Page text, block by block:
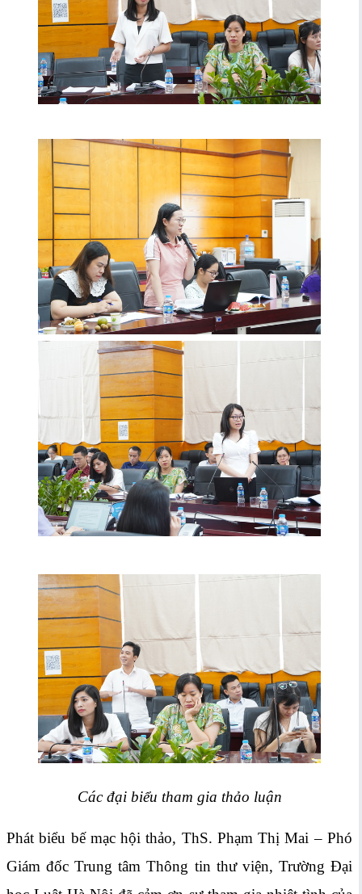
Các đại biểu tham gia thảo luận
Phát biểu bế mạc hội thảo, ThS. Phạm Thị Mai – Phó
Giám đốc Trung tâm Thông tin thư viện, Trường Đại